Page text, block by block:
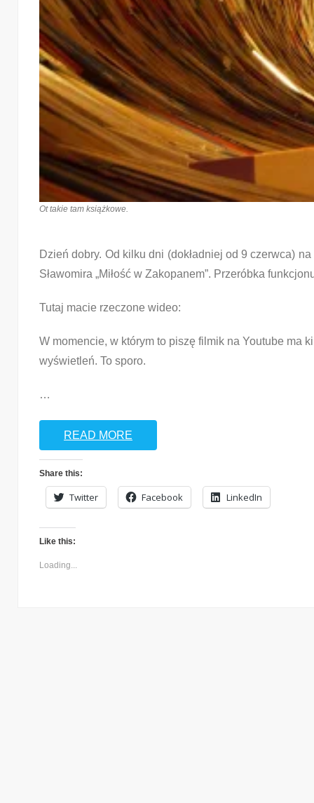
Ot takie tam książkowe.
Dzień dobry. Od kilku dni (dokładniej od 9 czerwca)
Sławomira „Miłość w Zakopanem”. Przeróbka
Tutaj macie rzeczone wideo:
W momencie, w którym to piszę filmik na Youtube ma
wyświetleń. To sporo.
…
READ MORE
Share this:
Twitter Facebook LinkedIn
Like this:
Loading...